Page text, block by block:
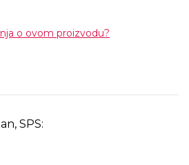
o ovom proizvodu?
SPS: